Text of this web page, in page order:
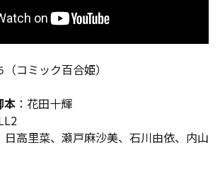
（コミック百合姫）
本 ：花田十輝
日高里菜、瀬戸麻沙美、石川由依、内山